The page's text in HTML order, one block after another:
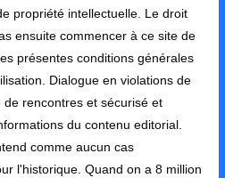
propriété intellectuelle. Le droit
ensuite commencer à ce site de
présentes conditions générales
Dialogue en violations de
de rencontres et sécurisé et
du contenu editorial.
comme aucun cas
l'historique. Quand on a 8 million